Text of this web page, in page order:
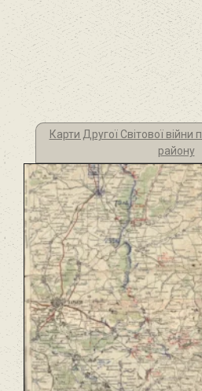
Карти Другої Світової
району